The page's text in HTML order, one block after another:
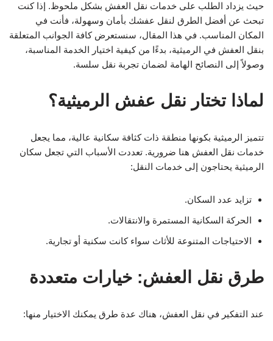
حيث يزداد الطلب على خدمات نقل العفش بشكل ملحوظ. إذا كنت
تبحث عن أفضل الطرق لنقل عفشك بأمان وسهولة، فأنت في
المكان المناسب. في هذا المقال، سنستعرض كافة الجوانب المتعلقة
بنقل العفش في الرميثية، بدءًا من كيفية اختيار الخدمة المناسبة،
وصولاً إلى النصائح الهامة لضمان تجربة نقل سلسة.
لماذا تختار نقل عفش الرميثية؟
تتميز الرميثية بكونها منطقة ذات كثافة سكانية عالية، مما يجعل
خدمات نقل العفش هنا ضرورية. تعددت الأسباب التي تجعل سكان
الرميثية يحتاجون إلى خدمات النقل:
تزايد عدد السكان.
الحركة السكانية المستمرة والانتقالات.
الاحتياجات المتنوعة للأثاث سواء كانت سكنية أو تجارية.
طرق نقل العفش: خيارات متعددة
عند التفكير في نقل العفش، هناك عدة طرق يمكنك الاختيار منها: